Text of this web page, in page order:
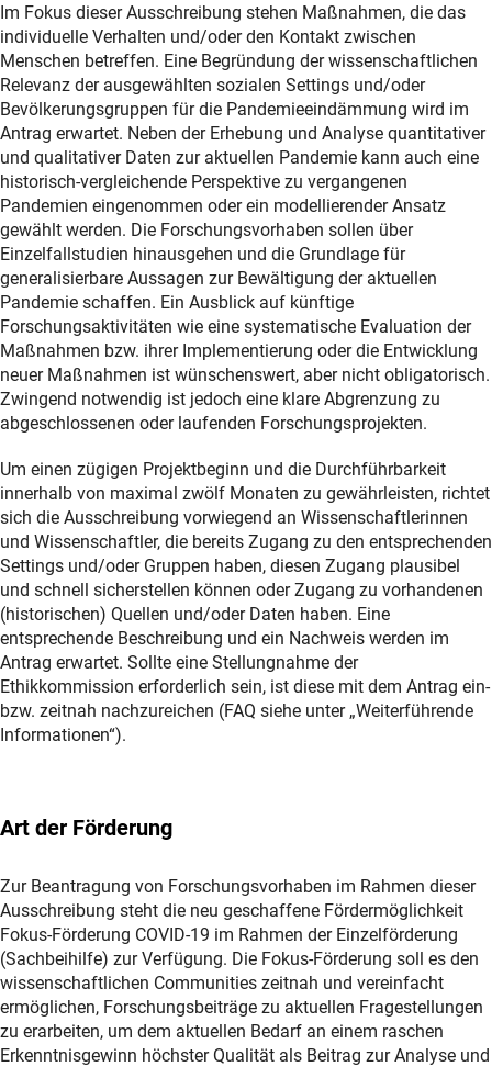
Im Fokus dieser Ausschreibung stehen Maßnahmen, die das
individuelle Verhalten und/oder den Kontakt zwischen
Menschen betreffen. Eine Begründung der wissenschaftlichen
Relevanz der ausgewählten sozialen Settings und/oder
Bevölkerungsgruppen für die Pandemieeindämmung wird im
Antrag erwartet. Neben der Erhebung und Analyse quantitativer
und qualitativer Daten zur aktuellen Pandemie kann auch eine
historisch-vergleichende Perspektive zu vergangenen
Pandemien eingenommen oder ein modellierender Ansatz
gewählt werden. Die Forschungsvorhaben sollen über
Einzelfallstudien hinausgehen und die Grundlage für
generalisierbare Aussagen zur Bewältigung der aktuellen
Pandemie schaffen. Ein Ausblick auf künftige
Forschungsaktivitäten wie eine systematische Evaluation der
Maßnahmen bzw. ihrer Implementierung oder die Entwicklung
neuer Maßnahmen ist wünschenswert, aber nicht obligatorisch.
Zwingend notwendig ist jedoch eine klare Abgrenzung zu
abgeschlossenen oder laufenden Forschungsprojekten.
Um einen zügigen Projektbeginn und die Durchführbarkeit
innerhalb von maximal zwölf Monaten zu gewährleisten, richtet
sich die Ausschreibung vorwiegend an Wissenschaftlerinnen
und Wissenschaftler, die bereits Zugang zu den entsprechenden
Settings und/oder Gruppen haben, diesen Zugang plausibel
und schnell sicherstellen können oder Zugang zu vorhandenen
(historischen) Quellen und/oder Daten haben. Eine
entsprechende Beschreibung und ein Nachweis werden im
Antrag erwartet. Sollte eine Stellungnahme der
Ethikkommission erforderlich sein, ist diese mit dem Antrag ein-
bzw. zeitnah nachzureichen (FAQ siehe unter „Weiterführende
Informationen“).
Art der Förderung
Zur Beantragung von Forschungsvorhaben im Rahmen dieser
Ausschreibung steht die neu geschaffene Fördermöglichkeit
Fokus-Förderung COVID-19 im Rahmen der Einzelförderung
(Sachbeihilfe) zur Verfügung. Die Fokus-Förderung soll es den
wissenschaftlichen Communities zeitnah und vereinfacht
ermöglichen, Forschungsbeiträge zu aktuellen Fragestellungen
zu erarbeiten, um dem aktuellen Bedarf an einem raschen
Erkenntnisgewinn höchster Qualität als Beitrag zur Analyse und